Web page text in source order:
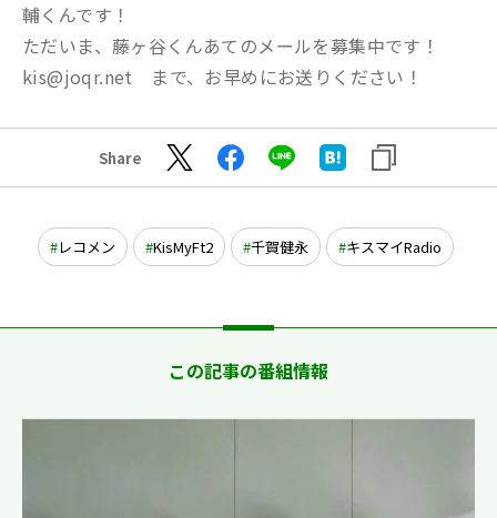
輔くんです！
ただいま、藤ヶ谷くんあてのメールを募集中です！
kis@joqr.net まで、お早めにお送りください！
Share
レコメン KisMyFt2 千賀健永 キスマイRadio
この記事の番組情報